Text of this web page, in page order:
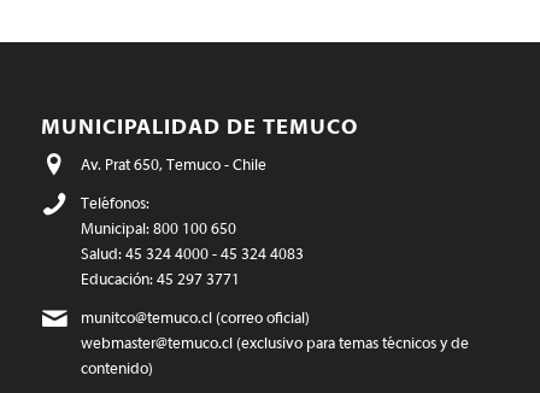
MUNICIPALIDAD DE TEMUCO
Av. Prat 650, Temuco - Chile
Teléfonos:
Municipal: 800 100 650
Salud: 45 324 4000 - 45 324 4083
Educación: 45 297 3771
munitco@temuco.cl(correo oficial)
webmaster@temuco.cl(exclusivo para temas técnicos y de
contenido)